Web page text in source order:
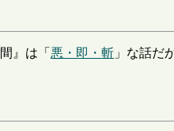
』は「 悪・即・斬 」な話だ